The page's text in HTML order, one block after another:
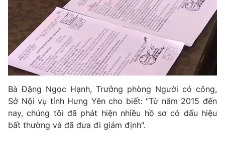
® Cấm sao chép dưới mọi hình thức nếu không có sự chấp
thuận bằng văn bản. Ghi rõ nguồn VTV.vn khi phát hành lại
thông tin từ website này.
Bà Đặng Ngọc Hạnh, Trưởng phòng Người có công,
Sở Nội vụ tỉnh Hưng Yên cho biết: "Từ năm 2015 đến
nay, chúng tôi đã phát hiện nhiều hồ sơ có dấu hiệu
bất thường và đã đưa đi giám định".